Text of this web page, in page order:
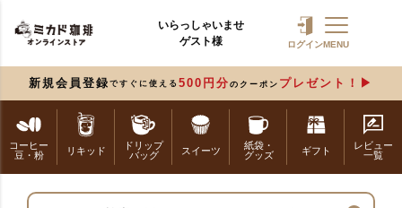
いらっしゃいませ
ゲスト様
ログインMENU
新規会員登録 ですぐに使える 500円分 のクーポン プレゼント！
コーヒー
豆・粉
リキッド
ドリップ
バッグ
スイーツ
紙袋・
グッズ
ギフト
レビュー
一覧